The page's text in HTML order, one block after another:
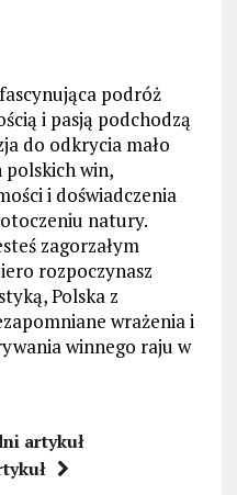
podróż
i pasją podchodzą
do odkrycia mało
win,
i doświadczenia
natury.
zagorzałym
rozpoczynasz
Polska z
wrażenia i
winnego raju w
artykuł